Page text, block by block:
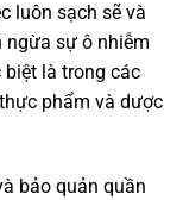
luôn sạch sẽ và
ngừa sự ô nhiễm
là trong các
phẩm và dược
bảo quản quần